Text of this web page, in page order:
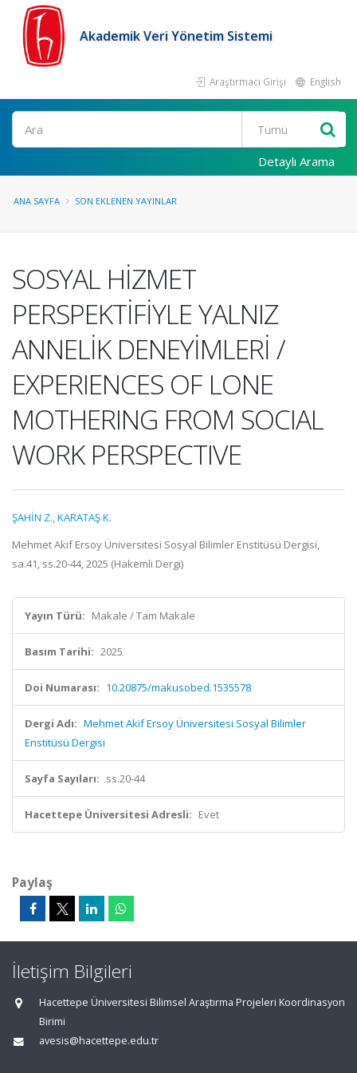
Akademik Veri Yönetim Sistemi
Araştırmacı Girişi English
Ara
Detaylı Arama
ANA SAYFA SON EKLENEN YAYINLAR
SOSYAL HİZMET
PERSPEKTİFİYLE YALNIZ
ANNELİK DENEYİMLERİ /
EXPERIENCES OF LONE
MOTHERING FROM SOCIAL
WORK PERSPECTIVE
ŞAHİN Z.,KARATAŞ K.
Mehmet Akif Ersoy Üniversitesi Sosyal Bilimler Enstitüsü Dergisi,
sa.41, ss.20-44, 2025 (Hakemli Dergi)
Yayın Türü: Makale / Tam Makale
Basım Tarihi: 2025
Doi Numarası: 10.20875/makusobed.1535578
Dergi Adı: Mehmet Akif Ersoy Üniversitesi Sosyal Bilimler
Enstitüsü Dergisi
Sayfa Sayıları: ss.20-44
Hacettepe Üniversitesi Adresli: Evet
Paylaş
İletişim Bilgileri
Hacettepe Üniversitesi Bilimsel Araştırma Projeleri Koordinasyon
Birimi
avesis@hacettepe.edu.tr